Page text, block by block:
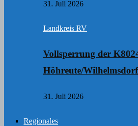
31. Juli 2026
Landkreis RV
Vollsperrung der
Höhreute/
31. Juli 2026
Regionales